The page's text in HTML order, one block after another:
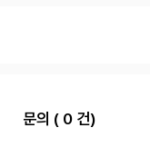
문의 ( 0 건)